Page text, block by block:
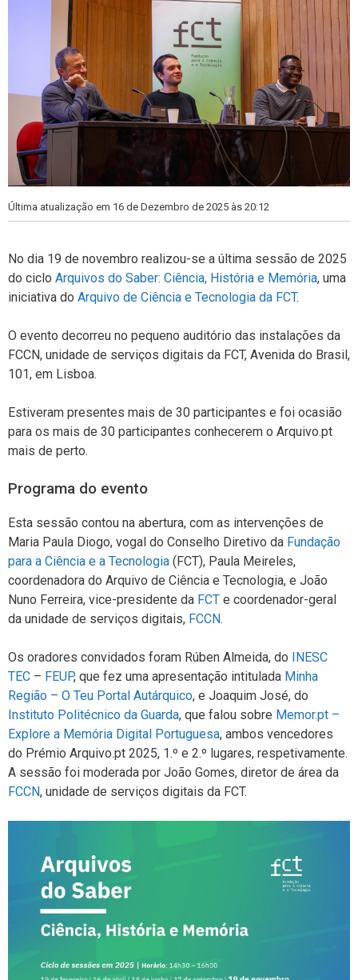
Última atualização em 16 de Dezembro de 2025 às 20:12
No dia 19 de novembro realizou-se a última sessão de 2025
do ciclo Arquivos do Saber: Ciência, História e Memória, uma
iniciativa do Arquivo de Ciência e Tecnologia da FCT.
O evento decorreu no pequeno auditório das instalações da
FCCN, unidade de serviços digitais da FCT, Avenida do Brasil,
101, em Lisboa.
Estiveram presentes mais de 30 participantes e foi ocasião
para os mais de 30 participantes conhecerem o Arquivo.pt
mais de perto.
Programa do evento
Esta sessão contou na abertura, com as intervenções de
Maria Paula Diogo, vogal do Conselho Diretivo da Fundação
para a Ciência e a Tecnologia (FCT), Paula Meireles,
coordenadora do Arquivo de Ciência e Tecnologia, e João
Nuno Ferreira, vice-presidente da FCT e coordenador-geral
da unidade de serviços digitais, FCCN.
Os oradores convidados foram Rúben Almeida, do INESC
TEC – FEUP, que fez uma apresentação intitulada Minha
Região – O Teu Portal Autárquico, e Joaquim José, do
Instituto Politécnico da Guarda, que falou sobre Memor.pt –
Explore a Memória Digital Portuguesa, ambos vencedores
do Prémio Arquivo.pt 2025, 1.º e 2.º lugares, respetivamente.
A sessão foi moderada por João Gomes, diretor de área da
FCCN, unidade de serviços digitais da FCT.